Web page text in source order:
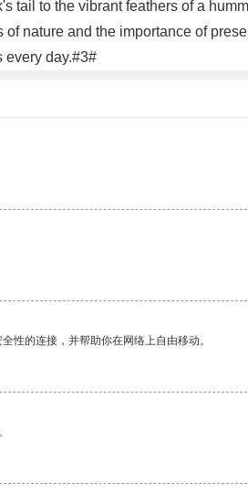
tail to the vibrant feathers of a
nature and the importance of
every day.#3#
性的连接，并帮助你在网络上自由移动。